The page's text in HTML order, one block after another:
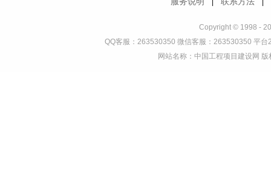
Copyright © 1998 -
QQ客服：263530350 微信客服：263530350 平
网站名称：中国工程项目建设网